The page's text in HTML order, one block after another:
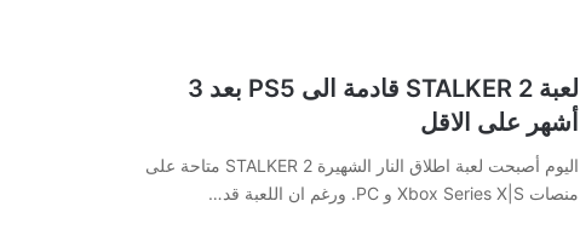
لعبة STALKER 2 قادمة الى PS5 بعد 3
أشهر على الاقل
اليوم أصبحت لعبة اطلاق النار الشهيرة STALKER 2 متاحة على
منصات Xbox Series X|S و PC. ورغم ان اللعبة قد…